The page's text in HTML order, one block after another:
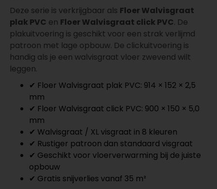
Deze serie is verkrijgbaar als Floer Walvisgraat
plak PVC en Floer Walvisgraat click PVC. De
plakuitvoering is geschikt voor een strak verlijmd
patroon met lage opbouw. De clickuitvoering is
handig als je een walvisgraat vloer zwevend wilt
leggen.
✔ Floer Walvisgraat plak PVC: 914 × 152 × 2,5
mm
✔ Floer Walvisgraat click PVC: 900 × 150 × 5,0
mm
✔ Walvisgraat / XL visgraat in 8 kleuren
✔ Rustiger patroon dan standaard visgraat
✔ Geschikt voor vloerverwarming bij de juiste
opbouw
✔ Gratis snijverlies vanaf 35 m²